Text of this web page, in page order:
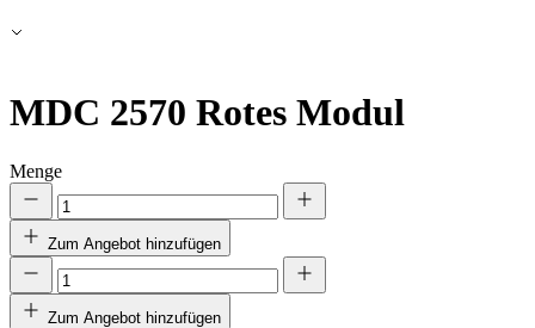
MDC 2570 Rotes Modul
Menge
Zum Angebot hinzufügen
Zum Angebot hinzufügen
Alle akzeptieren